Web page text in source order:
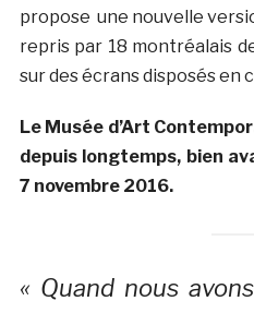
propose une nouvelle
repris par 18 montréalais
sur des écrans disposés en
Le Musée d’Art
depuis longtemps, bien
7 novembre 2016.
« Quand nous